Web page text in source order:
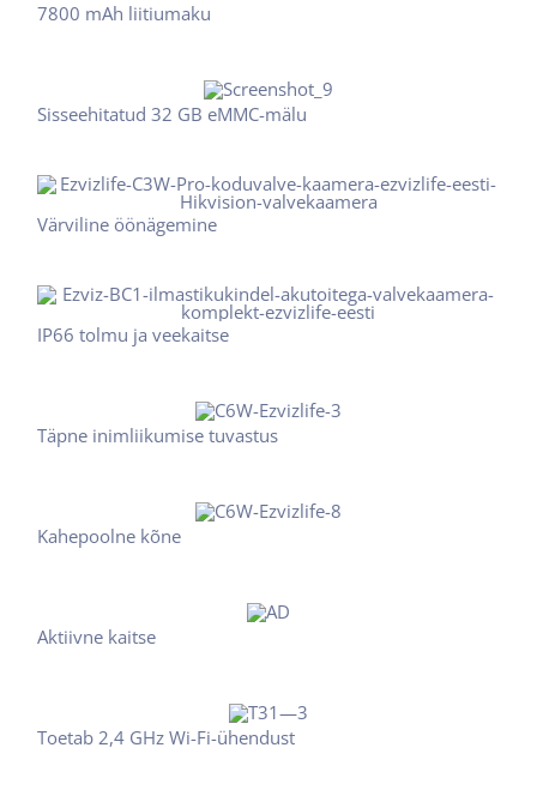
7800 mAh liitiumaku
Sisseehitatud 32 GB eMMC-mälu
Värviline öönägemine
IP66 tolmu ja veekaitse
Täpne inimliikumise tuvastus
Kahepoolne kõne
Aktiivne kaitse
Toetab 2,4 GHz Wi-Fi-ühendust